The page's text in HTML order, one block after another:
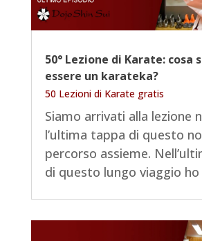
50° Lezione di Karate: cosa
essere un karateka?
50 Lezioni di Karate gratis
Siamo arrivati alla lezione
l’ultima tappa di questo
percorso assieme.
di questo lungo viaggio ho